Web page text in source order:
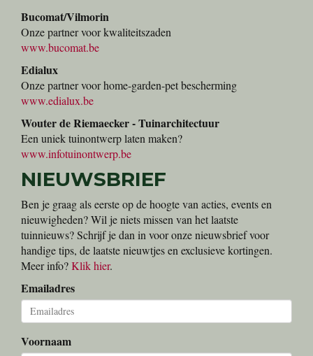
Bucomat/Vilmorin
Onze partner voor kwaliteitszaden
www.bucomat.be
Edialux
Onze partner voor home-garden-pet bescherming
www.edialux.be
Wouter de Riemaecker - Tuinarchitectuur
Een uniek tuinontwerp laten maken?
www.infotuinontwerp.be
NIEUWSBRIEF
Ben je graag als eerste op de hoogte van acties, events en
nieuwigheden? Wil je niets missen van het laatste
tuinnieuws? Schrijf je dan in voor onze nieuwsbrief voor
handige tips, de laatste nieuwtjes en exclusieve kortingen.
Meer info?Klik hier.
Emailadres
Voornaam